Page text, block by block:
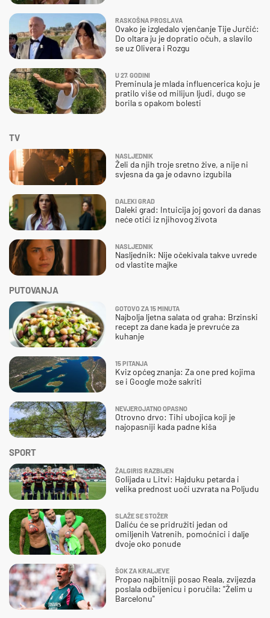
RASKOŠNA PROSLAVA
Ovako je izgledalo vjenčanje Tije Jurčić:
Do oltara ju je dopratio očuh, a slavilo
se uz Olivera i Rozgu
U 27. GODINI
Preminula je mlada influencerica koju je
pratilo više od milijun ljudi, dugo se
borila s opakom bolesti
SPORT
ŽALGIRIS RAZBIJEN
Golijada u Litvi: Hajduku petarda i
velika prednost uoči uzvrata na Poljudu
SLAŽE SE STOŽER
Daliću će se pridružiti jedan od
omiljenih Vatrenih, pomoćnici i dalje
dvoje oko ponude
ŠOK ZA KRALJEVE
Propao najbitniji posao Reala, zvijezda
poslala odbijenicu i poručila: "Želim u
Barcelonu"
TV
NASLJEDNIK
Želi da njih troje sretno žive, a nije ni
svjesna da ga je odavno izgubila
DALEKI GRAD
Daleki grad: Intuicija joj govori da danas
neće otići iz njihovog života
NASLJEDNIK
Nasljednik: Nije očekivala takve uvrede
od vlastite majke
PUTOVANJA
GOTOVO ZA 15 MINUTA
Najbolja ljetna salata od graha: Brzinski
recept za dane kada je prevruće za
kuhanje
15 PITANJA
Kviz općeg znanja: Za one pred kojima
se i Google može sakriti
NEVJEROJATNO OPASNO
Otrovno drvo: Tihi ubojica koji je
najopasniji kada padne kiša